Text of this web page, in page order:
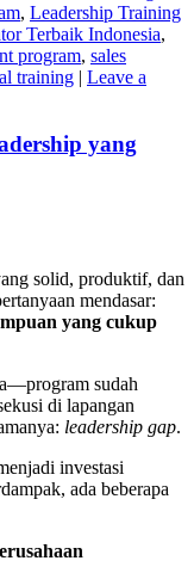
, Leadership Training
Terbaik Indonesia,
program, sales
training | Leave a
yang
solid, produktif, dan
mendasar:
yang cukup
sudah
di lapangan
leadership gap.
investasi
ada beberapa